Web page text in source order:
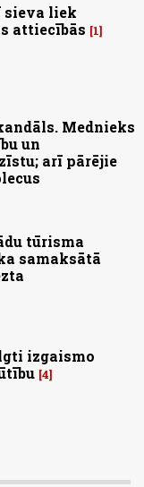
sieva liek
attiecībās
1
Mednieks
un
arī pārējie
tūrisma
samaksātā
izgaismo
4